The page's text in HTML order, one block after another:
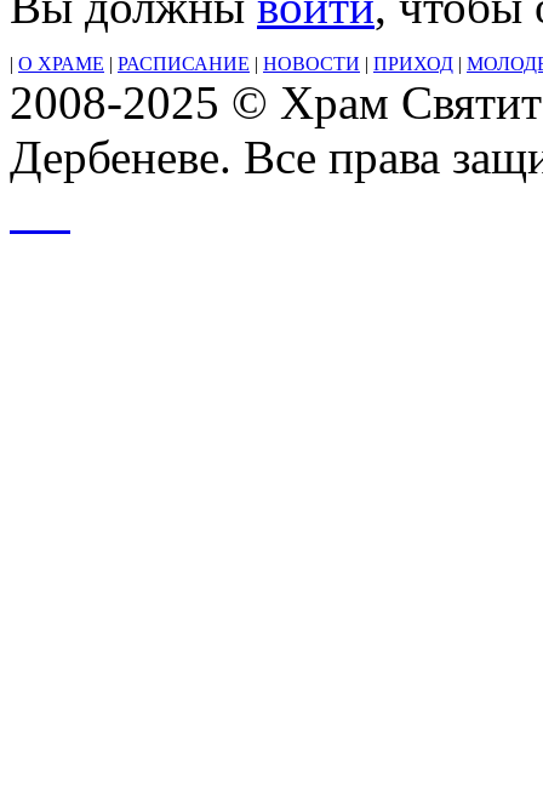
| О ХРАМЕ | РАСПИСАНИЕ | НОВОСТИ | ПРИХОД |
2008-2025 © Храм
Дербеневе. Все права